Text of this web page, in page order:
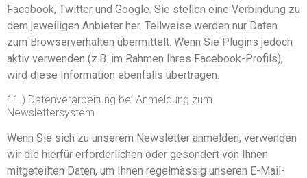
Facebook, Twitter und Google. Sie stellen eine Verbindung zu
dem jeweiligen Anbieter her. Teilweise werden nur Daten
zum Browserverhalten übermittelt. Wenn Sie Plugins jedoch
aktiv verwenden (z.B. im Rahmen Ihres Facebook-Profils),
wird diese Information ebenfalls übertragen.
11.) Datenverarbeitung bei Anmeldung zum
Newslettersystem
Wenn Sie sich zu unserem Newsletter anmelden, verwenden
wir die hierfür erforderlichen oder gesondert von Ihnen
mitgeteilten Daten, um Ihnen regelmässig unseren E-Mail-